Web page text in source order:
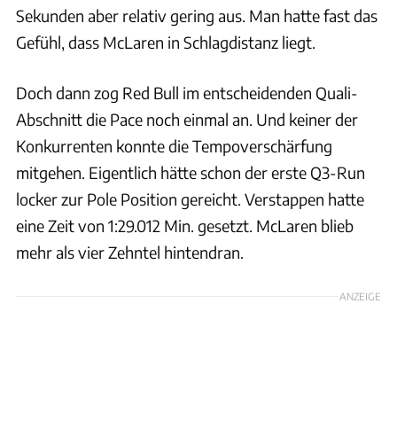
Sekunden aber relativ gering aus. Man hatte fast das
Gefühl, dass McLaren in Schlagdistanz liegt.
Doch dann zog Red Bull im entscheidenden Quali-
Abschnitt die Pace noch einmal an. Und keiner der
Konkurrenten konnte die Tempoverschärfung
mitgehen. Eigentlich hätte schon der erste Q3-Run
locker zur Pole Position gereicht. Verstappen hatte
eine Zeit von 1:29.012 Min. gesetzt. McLaren blieb
mehr als vier Zehntel hintendran.
ANZEIGE